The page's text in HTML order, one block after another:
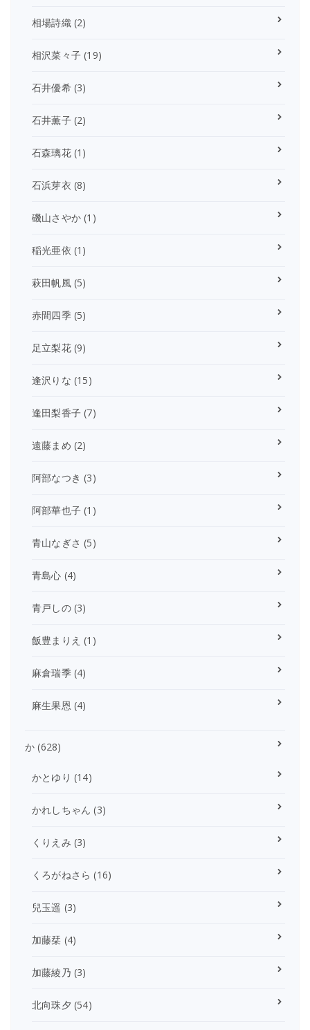
相場詩織(2)
相沢菜々子 (19)
石井優希(3)
石井薫子(2)
石森璃花(1)
石浜芽衣 (8)
磯山さやか (1)
稲光亜依 (1)
萩田帆風(5)
赤間四季(5)
足立梨花(9)
逢沢りな (15)
逢田梨香子 (7)
遠藤まめ (2)
阿部なつき (3)
阿部華也子 (1)
青山なぎさ (5)
青島心 (4)
青戸しの(3)
飯豊まりえ (1)
麻倉瑞季(4)
麻生果恩 (4)
か (628)
かとゆり (14)
かれしちゃん (3)
くりえみ (3)
くろがねさら (16)
兒玉遥 (3)
加藤栞 (4)
加藤綾乃 (3)
北向珠夕 (54)